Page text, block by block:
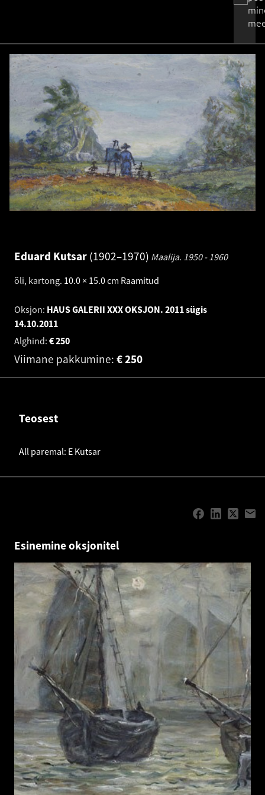
Eduard Kutsar 1902–1970 Maalija. 1950 - 1960
õli, kartong. 10.0 × 15.0 cm Raamitud
Oksjon: HAUS GALERII XXX OKSJON. 2011 sügis
14.10.2011
Alghind:
250
€
Viimane pakkumine: 250
€
Teosest
All paremal: E Kutsar
Esinemine oksjonitel